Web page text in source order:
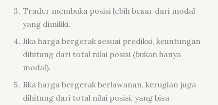
Trader membuka posisi lebih besar dari modal
yang dimiliki.
Jika harga bergerak sesuai prediksi, keuntungan
dihitung dari total nilai posisi (bukan hanya
modal).
Jika harga bergerak berlawanan, kerugian juga
dihitung dari total nilai posisi, yang bisa